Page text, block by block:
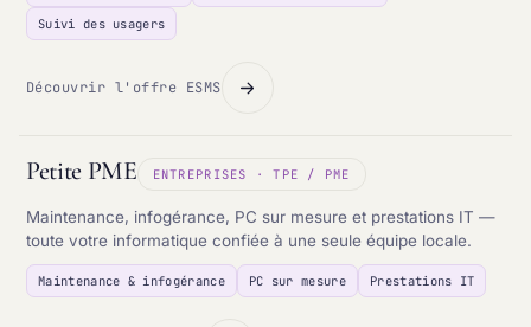
Suivi des usagers
Découvrir l'offre ESMS
Petite PME ENTREPRISES · TPE / PME
Maintenance, infogérance, PC sur mesure et prestations IT —
toute votre informatique confiée à une seule équipe locale.
Maintenance & infogérance PC sur mesure Prestations IT